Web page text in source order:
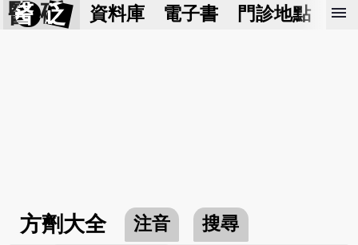
醫 砭 資料庫 電子書 門診地點 預
menu
方劑大全 注音 搜尋